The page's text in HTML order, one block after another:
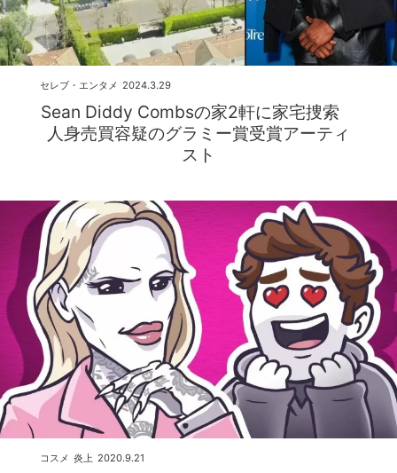
セレブ・エンタメ 2024.3.29
Sean Diddy Combsの家2軒に家宅捜索
人身売買容疑のグラミー賞受賞アーティ
スト
コスメ 炎上 2020.9.21